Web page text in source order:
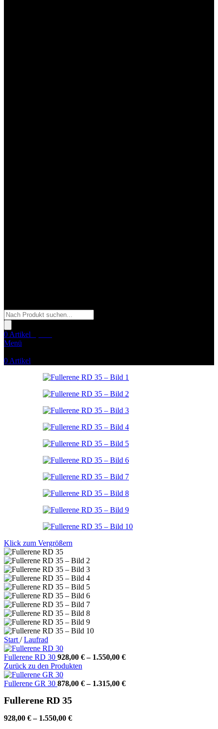
Products
search
0 Artikel
Menü
0 Artikel
Klick zum Vergrößern
Start / Laufrad
Fullerene RD 30 928,00 €– 1.550,00 €
Zurück zu den Produkten
Fullerene GR 30 878,00 €– 1.315,00 €
Fullerene RD 35
928,00 €– 1.550,00 €